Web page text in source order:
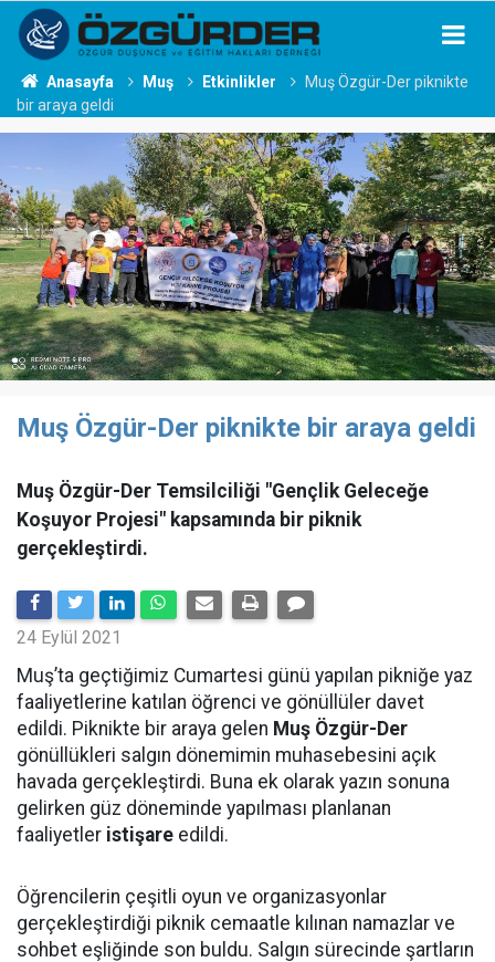
Anasayfa Muş Etkinlikler
Muş Özgür-Der piknikte
bir araya geldi
Muş Özgür-Der piknikte bir araya geldi
Muş Özgür-Der Temsilciliği "Gençlik Geleceğe
Koşuyor Projesi" kapsamında bir piknik
gerçekleştirdi.
24 Eylül 2021
Muş’ta geçtiğimiz Cumartesi günü yapılan pikniğe yaz
faaliyetlerine katılan öğrenci ve gönüllüler davet
edildi. Piknikte bir araya gelen Muş Özgür-Der
gönüllükleri salgın dönemimin muhasebesini açık
havada gerçekleştirdi. Buna ek olarak yazın sonuna
gelirken güz döneminde yapılması planlanan
faaliyetler istişare edildi.
Öğrencilerin çeşitli oyun ve organizasyonlar
gerçekleştirdiği piknik cemaatle kılınan namazlar ve
sohbet eşliğinde son buldu. Salgın sürecinde şartların